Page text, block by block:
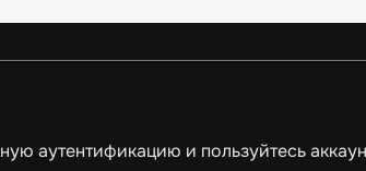
аутентификацию и пользуйтесь